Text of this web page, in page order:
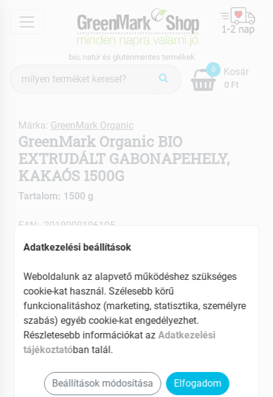
menu
bio, natúr és gluténmentes termékek
keresés
0
0 Ft
Kosár
Márka: GreenMark Organic
GreenMark Organic BIO
EXTRUDÁLT GABONAPEHELY,
KAKAÓS 1500G
Tartalom: 1500 g
EAN: 2010000106105
Adatkezelési beállítások
Weboldalunk az alapvető működéshez szükséges
cookie-kat használ. Szélesebb körű
funkcionalitáshoz (marketing, statisztika, személyre
szabás) egyéb cookie-kat engedélyezhet.
Részletesebb információkat azAdatkezelési
tájékoztatóban talál.
Beállítások módosítása Elfogadom